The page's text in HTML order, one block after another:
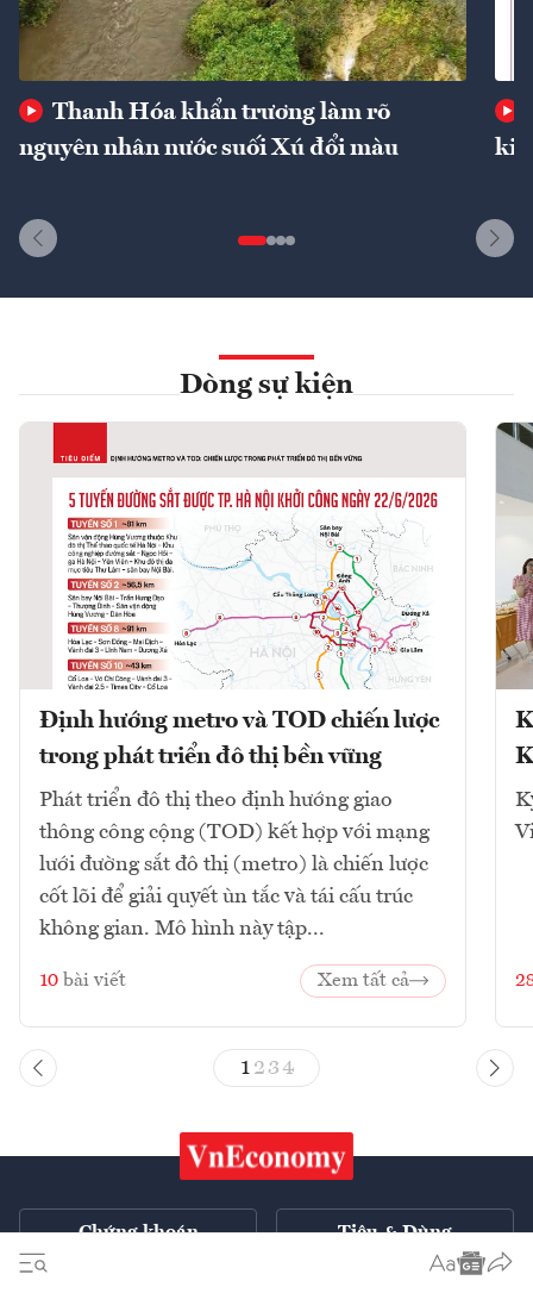
Thanh Hóa khẩn trương làm rõ
nguyên nhân nước suối Xú đổi màu
Dòng sự kiện
Định hướng metro và TOD chiến lược
trong phát triển đô thị bền vững
Phát triển đô thị theo định hướng giao
thông công cộng (TOD) kết hợp với mạng
lưới đường sắt đô thị (metro) là chiến lược
cốt lõi để giải quyết ùn tắc và tái cấu trúc
không gian. Mô hình này tập...
10 bài viết Xem tất cả
1 23 4
Chứng khoán Tiêu & Dùng